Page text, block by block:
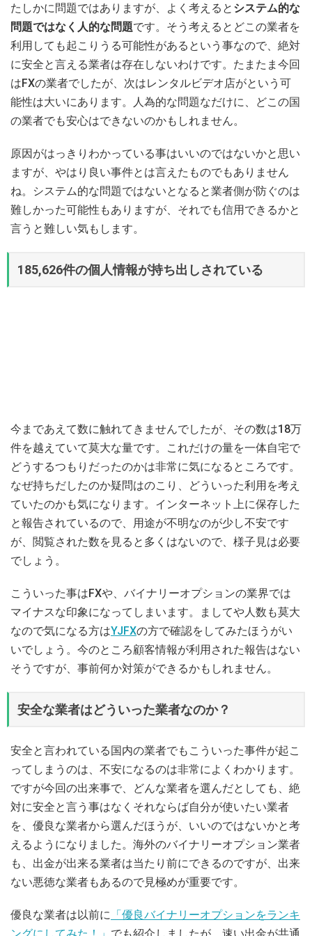
たしかに問題ではありますが、よく考えると システム的な
問題ではなく人的な問題です。そう考えるとどこの業者を
利用しても起こりうる可能性があるという事なので、絶対
に安全と言える業者は存在しないわけです。たまたま今回
はFXの業者でしたが、次はレンタルビデオ店がという可
能性は大いにあります。人為的な問題なだけに、どこの国
の業者でも安心はできないのかもしれません。
原因がはっきりわかっている事はいいのではないかと思い
ますが、やはり良い事件とは言えたものでもありません
ね。システム的な問題ではないとなると業者側が防ぐのは
難しかった可能性もありますが、それでも信用できるかと
言うと難しい気もします。
185,626件の個人情報が持ち出しされている
今まであえて数に触れてきませんでしたが、その数は18万
件を越えていて莫大な量です。これだけの量を一体自宅で
どうするつもりだったのかは非常に気になるところです。
なぜ持ちだしたのか疑問はのこり、どういった利用を考え
ていたのかも気になります。インターネット上に保存した
と報告されているので、用途が不明なのが少し不安です
が、閲覧された数を見ると多くはないので、様子見は必要
でしょう。
こういった事はFXや、バイナリーオプションの業界では
マイナスな印象になってしまいます。ましてや人数も莫大
なので気になる方はYJFXの方で確認をしてみたほうがい
いでしょう。今のところ顧客情報が利用された報告はない
そうですが、事前何か対策ができるかもしれません。
安全な業者はどういった業者なのか？
安全と言われている国内の業者でもこういった事件が起こ
ってしまうのは、不安になるのは非常によくわかります。
ですが今回の出来事で、どんな業者を選んだとしても、絶
対に安全と言う事はなくそれならば自分が使いたい業者
を、優良な業者から選んだほうが、いいのではないかと考
えるようになりました。海外のバイナリーオプション業者
も、出金が出来る業者は当たり前にできるのですが、出来
ない悪徳な業者もあるので見極めが重要です。
優良な業者は以前に 「優良バイナリーオプションをランキ